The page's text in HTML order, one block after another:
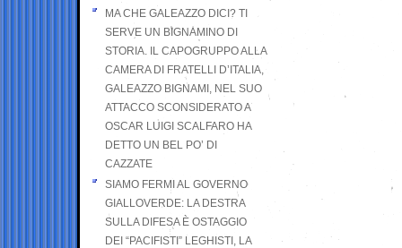
MA CHE GALEAZZO DICI? TI
SERVE UN BIGNAMINO DI
STORIA. IL CAPOGRUPPO ALLA
CAMERA DI FRATELLI D’ITALIA,
GALEAZZO BIGNAMI, NEL SUO
ATTACCO SCONSIDERATO A
OSCAR LUIGI SCALFARO HA
DETTO UN BEL PO’ DI
CAZZATE
SIAMO FERMI AL GOVERNO
GIALLOVERDE: LA DESTRA
SULLA DIFESA È OSTAGGIO
DEI “PACIFISTI” LEGHISTI, LA